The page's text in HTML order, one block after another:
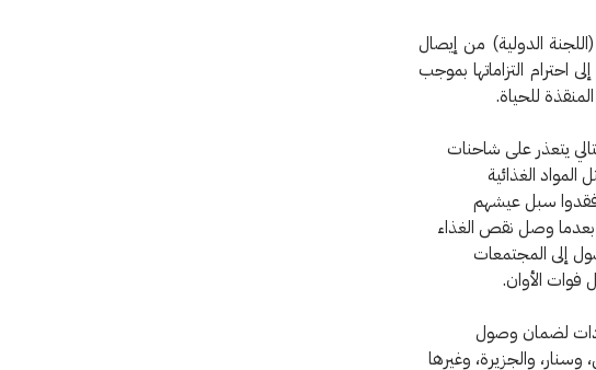
الدولية) من إيصال
احترام التزاماتها بموجب
للحياة.
يتعذر على شاحنات
الغذائية
فقدوا سبل عيشهم
بعدما وصل نقص الغذاء
إلى المجتمعات
فوات الأوان.
لضمان وصول
وسنار، والجزيرة، وغيرها